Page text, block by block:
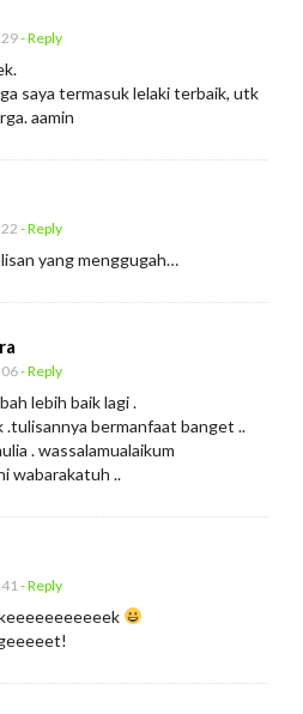
- Reply
saya termasuk lelaki terbaik, utk
aamin
- Reply
yang menggugah…
- Reply
lebih baik lagi .
.tulisannya bermanfaat banget ..
. wassalamualaikum
wabarakatuh ..
- Reply